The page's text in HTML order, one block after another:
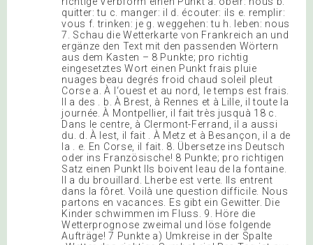
quitter: tu c. manger: il d. écouter: ils e. remplir:
vous f. trinken: je g. weggehen: tu h. leben: nous
7. Schau die Wetterkarte von Frankreich an und
ergänze den Text mit den passenden Wörtern
aus dem Kasten – 8 Punkte; pro richtig
eingesetztes Wort einen Punkt frais pluie
nuages beau degrés froid chaud soleil pleut
Corse a. À l‘ouest et au nord, le temps est frais.
Il a des . b. À Brest, à Rennes et à Lille, il toute la
journée. À Montpellier, il fait très jusquà 18 c.
Dans le centre, à Clermont-Ferrand, il a aussi
du. d. À lest, il fait . À Metz et à Besançon, il a de
la . e. En Corse, il fait. 8. Übersetze ins Deutsch
oder ins Französische! 8 Punkte; pro richtigen
Satz einen Punkt Ils boivent leau de la fontaine.
Il a du brouillard. Lherbe est verte. Ils entrent
dans la fôret. Voilà une question difficile. Nous
partons en vacances. Es gibt ein Gewitter. Die
Kinder schwimmen im Fluss. 9. Höre die
Wetterprognose zweimal und löse folgende
Aufträge! 7 Punkte a) Umkreise in der Spalte